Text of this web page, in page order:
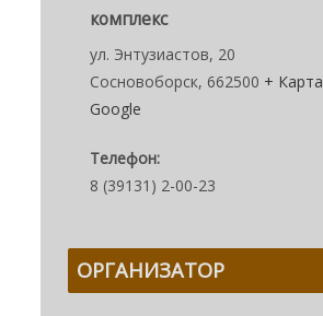
комплекс
ул. Энтузиастов, 20
Сосновоборск, 662500 + Карта
Google
Телефон:
8 (39131) 2-00-23
ОРГАНИЗАТОР